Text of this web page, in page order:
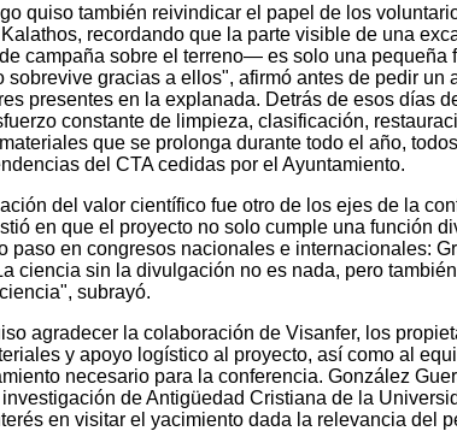
quiso también reivindicar el papel de los
recordando que la parte visible de una
campaña sobre el terreno— es solo una pequeña
sobrevive gracias a ellos", afirmó antes de pedir un
presentes en la explanada. Detrás de esos días
constante de limpieza, clasificación,
que se prolonga durante todo el año,
del CTA cedidas por el Ayuntamiento.
del valor científico fue otro de los ejes de la
en que el proyecto no solo cumple una función
paso en congresos nacionales e internacionales:
ciencia sin la divulgación no es nada, pero
subrayó.
agradecer la colaboración de Visanfer, los
y apoyo logístico al proyecto, así como al
necesario para la conferencia. González
de Antigüedad Cristiana de la
en visitar el yacimiento dada la relevancia del